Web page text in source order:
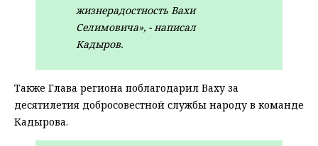
жизнерадостность Вахи
Селимовича», - написал
Кадыров.
Также Глава региона поблагодарил Ваху за
десятилетия добросовестной службы народу в команде
Кадырова.